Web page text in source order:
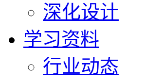
深化设计
学习资料
行业动态